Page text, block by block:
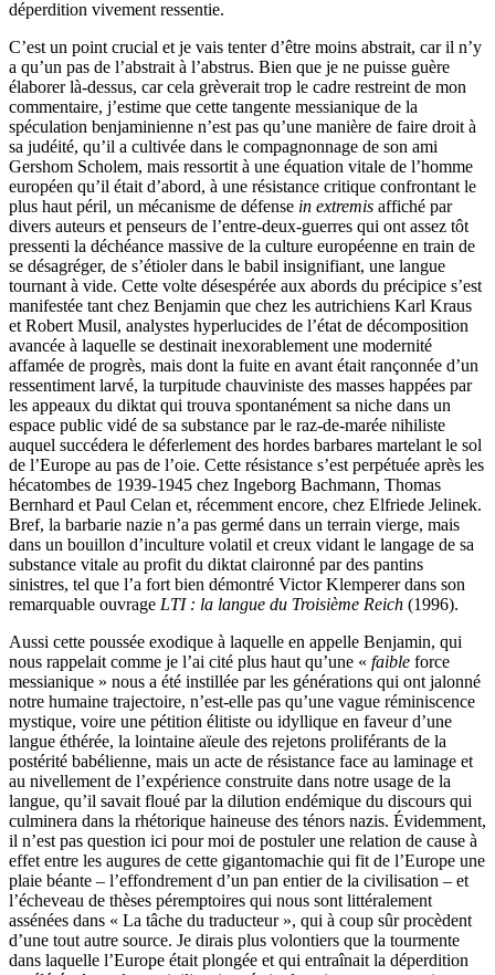
déperdition vivement ressentie.
C’est un point crucial et je vais tenter d’être moins abstrait, car il n’y
a qu’un pas de l’abstrait à l’abstrus. Bien que je ne puisse guère
élaborer là-dessus, car cela grèverait trop le cadre restreint de mon
commentaire, j’estime que cette tangente messianique de la
spéculation benjaminienne n’est pas qu’une manière de faire droit à
sa judéité, qu’il a cultivée dans le compagnonnage de son ami
Gershom Scholem, mais ressortit à une équation vitale de l’homme
européen qu’il était d’abord, à une résistance critique confrontant le
plus haut péril, un mécanisme de défense in extremis affiché par
divers auteurs et penseurs de l’entre-deux-guerres qui ont assez tôt
pressenti la déchéance massive de la culture européenne en train de
se désagréger, de s’étioler dans le babil insignifiant, une langue
tournant à vide. Cette volte désespérée aux abords du précipice s’est
manifestée tant chez Benjamin que chez les autrichiens Karl Kraus
et Robert Musil, analystes hyperlucides de l’état de décomposition
avancée à laquelle se destinait inexorablement une modernité
affamée de progrès, mais dont la fuite en avant était rançonnée d’un
ressentiment larvé, la turpitude chauviniste des masses happées par
les appeaux du diktat qui trouva spontanément sa niche dans un
espace public vidé de sa substance par le raz-de-marée nihiliste
auquel succédera le déferlement des hordes barbares martelant le sol
de l’Europe au pas de l’oie. Cette résistance s’est perpétuée après les
hécatombes de 1939-1945 chez Ingeborg Bachmann, Thomas
Bernhard et Paul Celan et, récemment encore, chez Elfriede Jelinek.
Bref, la barbarie nazie n’a pas germé dans un terrain vierge, mais
dans un bouillon d’inculture volatil et creux vidant le langage de sa
substance vitale au profit du diktat claironné par des pantins
sinistres, tel que l’a fort bien démontré Victor Klemperer dans son
remarquable ouvrage LTI : la langue du Troisième Reich (1996).
Aussi cette poussée exodique à laquelle en appelle Benjamin, qui
nous rappelait comme je l’ai cité plus haut qu’une « faible force
messianique » nous a été instillée par les générations qui ont jalonné
notre humaine trajectoire, n’est-elle pas qu’une vague réminiscence
mystique, voire une pétition élitiste ou idyllique en faveur d’une
langue éthérée, la lointaine aïeule des rejetons proliférants de la
postérité babélienne, mais un acte de résistance face au laminage et
au nivellement de l’expérience construite dans notre usage de la
langue, qu’il savait floué par la dilution endémique du discours qui
culminera dans la rhétorique haineuse des ténors nazis. Évidemment,
il n’est pas question ici pour moi de postuler une relation de cause à
effet entre les augures de cette gigantomachie qui fit de l’Europe une
plaie béante – l’effondrement d’un pan entier de la civilisation – et
l’écheveau de thèses péremptoires qui nous sont littéralement
assénées dans « La tâche du traducteur », qui à coup sûr procèdent
d’une tout autre source. Je dirais plus volontiers que la tourmente
dans laquelle l’Europe était plongée et qui entraînait la déperdition